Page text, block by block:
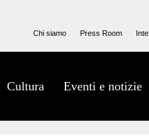
Chi siamo Press Room
Cultura Eventi e notizie